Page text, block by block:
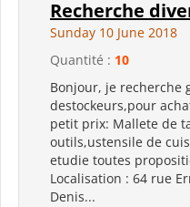
Recherche
Sunday 10 June 2018
Quantité : 10
Bonjour, je recherche
destockeurs,pour
petit prix: Mallete de
outils,ustensile de
etudie toutes
Localisation : 64 rue
Denis...